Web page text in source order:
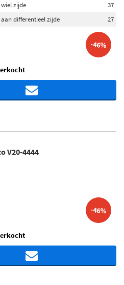
zijde
37
differentieel zijde
27
-46%
V20-4444
-46%